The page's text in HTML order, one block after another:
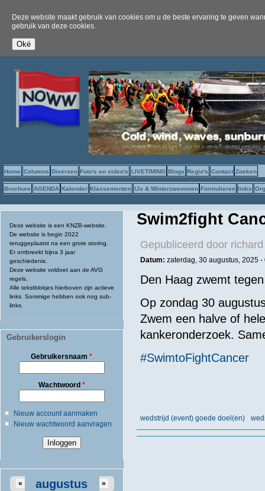
Deze website maakt gebruik van cookies om u de beste ervaring te geven
gebruik van deze cookies.
Home Columns Diversen Foto's en video's LIVETIMING Blogs Regio's Contact Zoeken
Brochure AGENDA Kalender Klassementen IJs & Winterzwemmen Formulieren links
Deze website is een KNZB-website.
De website is begin 2022
teruggeplaatst na een grote storing.
Er ontbreekt bijna 3 jaar
geschiedenis.
Deze website voldoet aan de AVG
regels.
Alle tekstblokjes hierboven zijn actieve
links. Sommige hebben ook nog sub-
links.
Gebruikerslogin
Gebruikersnaam*
Wachtwoord *
Nieuw account aanmaken
Nieuw wachtwoord aanvragen
augustus
« »
Swim2fight
Gepubliceerd door
Datum: zaterdag, 30 augustus, 2025 -
Den Haag zwemt
Op zondag 30
Zwem een halve of
kankeronderzoek.
#SwimtoFightCancer
wedstrijd (event) goede doel(en)